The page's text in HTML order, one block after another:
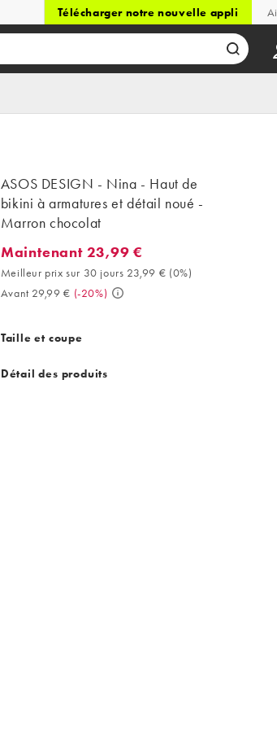
Télécharger notre nouvelle appli
ASOS DESIGN - Nina - Haut de
bikini à armatures et détail noué -
Marron chocolat
Maintenant 23,99 €. Meilleur prix sur 30 jours
Maintenant 23,99 €
Meilleur prix sur 30 jours 23,99 € (0%)
Avant 29,99 € (-20%)
Taille et coupe
Détail des produits